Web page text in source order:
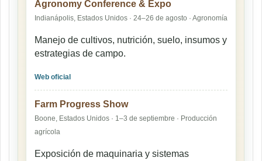
Agronomy Conference & Expo
Indianápolis, Estados Unidos · 24–26 de agosto · Agronomía
Manejo de cultivos, nutrición, suelo, insumos y
estrategias de campo.
Web oficial
Farm Progress Show
Boone, Estados Unidos · 1–3 de septiembre · Producción
agrícola
Exposición de maquinaria y sistemas